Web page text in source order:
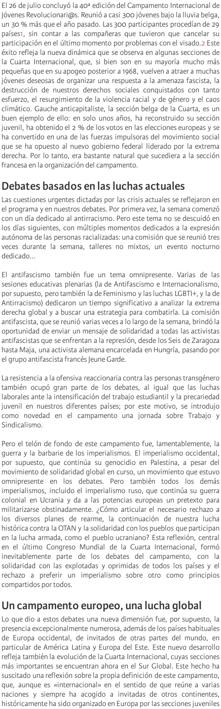
El 26 de julio concluyó la 40ª edición del Campamento Internacional de
Jóvenes Revolucionari@s. Reunió a casi 300 jóvenes bajo la lluvia belga,
un 30 % más que el año pasado. Las 300 participantes procedían de 29
países1, sin contar a las compañeras que tuvieron que cancelar su
participación en el último momento por problemas con el visado.2 Este
éxito refleja la nueva dinámica que se observa en algunas secciones de
la Cuarta Internacional, que, si bien son en su mayoría mucho más
pequeñas que en su apogeo posterior a 1968, vuelven a atraer a muchas
jóvenes deseosas de organizar una respuesta a la amenaza fascista, la
destrucción de nuestros derechos sociales conquistados con tanto
esfuerzo, el resurgimiento de la violencia racial y de género y el caos
climático. Gauche anticapitaliste, la sección belga de la Cuarta, es un
buen ejemplo de ello: en solo unos años, ha reconstruido su sección
juvenil, ha obtenido el 2 % de los votos en las elecciones europeas y se
ha convertido en una de las fuerzas impulsoras del movimiento social
que se ha opuesto al nuevo gobierno federal liderado por la extrema
derecha. Por lo tanto, era bastante natural que sucediera a la sección
francesa en la organización del campamento.
Debates basados en las luchas actuales
Las cuestiones urgentes dictadas por las crisis actuales se reflejaron en
el programa y en nuestros debates. Por primera vez, la semana comenzó
con un día dedicado al antirracismo. Pero este tema no se descuidó en
los días siguientes, con múltiples momentos dedicados a la expresión
autónoma de las personas racializadas: una comisión que se reunió tres
veces durante la semana, talleres no mixtos, un evento nocturno
dedicado...
El antifascismo también fue un tema omnipresente. Varias de las
sesiones educativas plenarias (la de Antifascismo e Internacionalismo,
por supuesto, pero también la de Feminismo y las luchas LGBTI+, y la de
Antirracismo) dedicaron un tiempo significativo a analizar la extrema
derecha global y a buscar una estrategia para combatirla. La comisión
antifascista, que se reunió varias veces a lo largo de la semana, brindó la
oportunidad de enviar un mensaje de solidaridad a todas las activistas
antifascistas que se enfrentan a la represión, desde los Seis de Zaragoza
hasta Maja, una activista alemana encarcelada en Hungría, pasando por
el grupo antifascista francés Jeune Garde.
La resistencia a la ofensiva reaccionaria contra las personas transgénero
también ocupó gran parte de los debates, al igual que las luchas
laborales ante la intensificación del trabajo estudiantil y la precariedad
juvenil en nuestros diferentes países; por este motivo, se introdujo
como novedad en el campamento una jornada sobre Trabajo y
Sindicalismo.
Pero el telón de fondo de este campamento fue, lamentablemente, la
guerra y la barbarie de los imperialismos. El imperialismo occidental,
por supuesto, que continúa su genocidio en Palestina, a pesar del
movimiento de solidaridad global en curso, un movimiento que estuvo
omnipresente en los debates. Pero también todos los demás
imperialismos, incluido el imperialismo ruso, que continúa su guerra
colonial en Ucrania y da a las potencias europeas un pretexto para
militarizarse obstinadamente. ¿Cómo articular el necesario rechazo a
los diversos planes de rearme, la continuación de nuestra lucha
histórica contra la OTAN y la solidaridad con los pueblos que participan
en la lucha armada, como el pueblo ucraniano? Esta reflexión, central
en el último Congreso Mundial de la Cuarta Internacional, formó
inevitablemente parte de los debates del campamento, con la
solidaridad con las explotadas y oprimidas de todos los países y el
rechazo a preferir un imperialismo sobre otro como principios
compartidos por todos.
Un campamento europeo, una lucha global
Lo que dio a estos debates una nueva dimensión fue, por supuesto, la
presencia excepcionalmente numerosa, además de los países habituales
de Europa occidental, de invitados de otras partes del mundo, en
particular de América Latina y Europa del Este. Este nuevo desarrollo
refleja también la evolución de la Cuarta Internacional, cuyas secciones
más importantes se encuentran ahora en el Sur Global. Este hecho ha
suscitado una reflexión sobre la propia definición de este campamento,
que, aunque es «internacional» en el sentido de que reúne a varias
naciones y siempre ha acogido a invitadas de otros continentes,
históricamente ha sido organizado en Europa por las secciones juveniles